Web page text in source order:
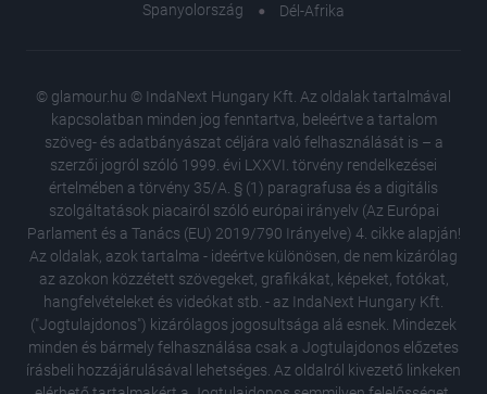
Spanyolország
Dél-Afrika
© glamour.hu © IndaNext Hungary Kft. Az oldalak tartalmával
kapcsolatban minden jog fenntartva, beleértve a tartalom
szöveg- és adatbányászat céljára való felhasználását is – a
szerzői jogról szóló 1999. évi LXXVI. törvény rendelkezései
értelmében a törvény 35/A. § (1) paragrafusa és a digitális
szolgáltatások piacairól szóló európai irányelv (Az Európai
Parlament és a Tanács (EU) 2019/790 Irányelve) 4. cikke alapján!
Az oldalak, azok tartalma - ideértve különösen, de nem kizárólag
az azokon közzétett szövegeket, grafikákat, képeket, fotókat,
hangfelvételeket és videókat stb. - az IndaNext Hungary Kft.
("Jogtulajdonos") kizárólagos jogosultsága alá esnek. Mindezek
minden és bármely felhasználása csak a Jogtulajdonos előzetes
írásbeli hozzájárulásával lehetséges. Az oldalról kivezető linkeken